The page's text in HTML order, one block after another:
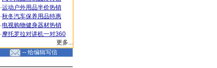
·运动户外用品半价热销
·秋冬汽车保养用品特惠
·电视购物健身器材热销
·摩托罗拉对讲机一对360
更多...
-- 给编辑写信